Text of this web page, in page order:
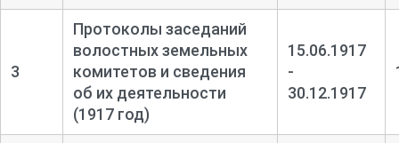
3
Протоколы заседаний
волостных земельных
комитетов и сведения
об их деятельности
(1917 год)
15.06.1917
-
30.12.1917